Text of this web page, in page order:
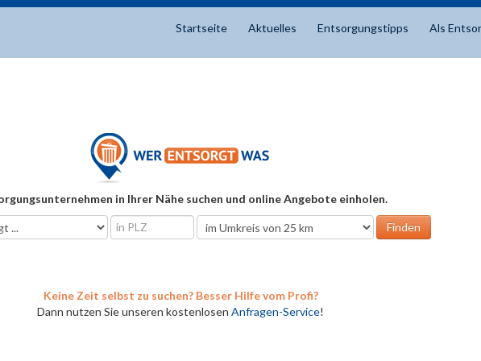
Startseite Aktuelles Entsorgungstipps Als
in Ihrer Nähe suchen und online Angebote einholen.
Keine Zeit selbst zu suchen? Besser Hilfe vom Profi?
Dann nutzen Sie unseren kostenlosen Anfragen-Service!